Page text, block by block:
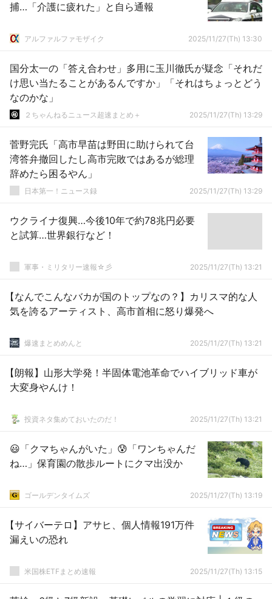
捕…「介護に疲れた」と自ら通報
アルファルファモザイク 2025/11/27(Th) 13:30
国分太一の「答え合わせ」多用に玉川徹氏が疑念「それだ
け思い当たることがあるんですか」「それはちょっとどう
なのかな」
２ちゃんねるニュース超速まとめ＋ 2025/11/27(Th) 13:29
菅野完氏「高市早苗は野田に助けられて台
湾答弁撤回したし高市完敗ではあるが総理
辞めたら困るやん」
日本第一！ニュース録 2025/11/27(Th) 13:29
ウクライナ復興…今後10年で約78兆円必要
と試算…世界銀行など！
軍事・ミリタリー速報☆彡 2025/11/27(Th) 13:21
【なんでこんなバカが国のトップなの？】カリスマ的な人
気を誇るアーティスト、高市首相に怒り爆発へ
爆速まとめめんと 2025/11/27(Th) 13:21
【朗報】山形大学発！半固体電池革命でハイブリッド車が
大変身やんけ！
投資ネタ集めておいたのだ！ 2025/11/27(Th) 13:21
😃「クマちゃんがいた」😰「ワンちゃんだ
ね…」保育園の散歩ルートにクマ出没か
ゴールデンタイムズ 2025/11/27(Th) 13:19
【サイバーテロ】アサヒ、個人情報191万件
漏えいの恐れ
米国株ETFまとめ速報 2025/11/27(Th) 13:15